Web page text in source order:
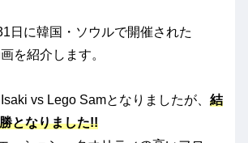
日に韓国・ソウルで開催された
を紹介します。
vs Lego Samとなりましたが、 結
となりました!!